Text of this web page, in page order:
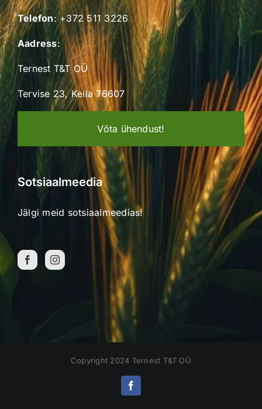
Telefon:+372 511 3226
Aadress:
Ternest T&T OÜ
Tervise 23, Keila 76607
Võta ühendust!
Sotsiaalmeedia
Jälgi meid sotsiaalmeedias!
Copyright 2024 Ternest T&T OÜ
Facebook